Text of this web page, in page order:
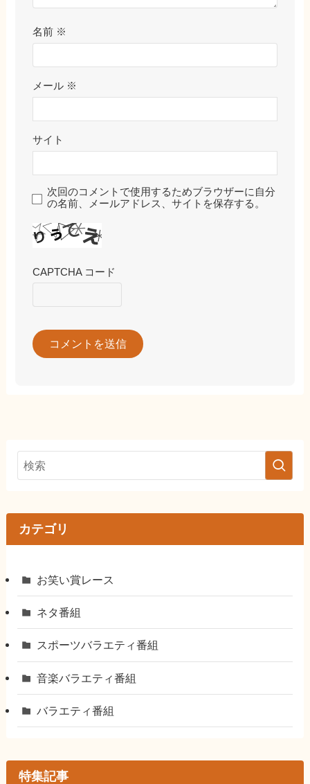
名前 ※
メール ※
サイト
次回のコメントで使用するためブラウザーに自分
の名前、メールアドレス、サイトを保存する。
CAPTCHA コード
カテゴリ
お笑い賞レース
ネタ番組
スポーツバラエティ番組
音楽バラエティ番組
バラエティ番組
特集記事